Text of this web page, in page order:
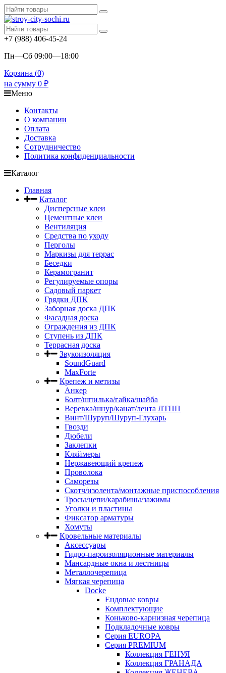
+7 (988) 406-45-24
Пн—Сб 09:00—18:00
Корзина (0)
на сумму 0 ₽
Меню
Контакты
О компании
Оплата
Доставка
Сотрудничество
Политика конфиденциальности
Каталог
Главная
Каталог
Дисперсные клеи
Цементные клеи
Вентиляция
Средства по уходу
Перголы
Маркизы для террас
Беседки
Керамогранит
Регулируемые опоры
Садовый паркет
Грядки ДПК
Заборная доска ДПК
Фасадная доска
Ограждения из ДПК
Ступень из ДПК
Террасная доска
Звукоизоляция
SoundGuard
MaxForte
Крепеж и метизы
Анкер
Болт/шпилька/гайка/шайба
Веревка/шнур/канат/лента ЛТПП
Винт/Шуруп/Шуруп-Глухарь
Гвозди
Дюбели
Заклепки
Кляймеры
Нержавеющий крепеж
Проволока
Саморезы
Скотч/изолента/монтажные приспособления
Тросы/цепи/карабины/зажимы
Уголки и пластины
Фиксатор арматуры
Хомуты
Кровельные материалы
Аксессуары
Гидро-пароизоляционные материалы
Мансардные окна и лестницы
Металлочерепица
Мягкая черепица
Docke
Ендовые ковры
Комплектующие
Коньково-карнизная черепица
Подкладочные ковры
Серия EUROPA
Серия PREMIUM
Коллекция ГЕНУЯ
Коллекция ГРАНАДА